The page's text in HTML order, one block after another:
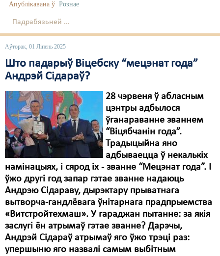
Апублікавана ў Рознае
Падрабязьней ...
Аўторак, 01 Ліпень 2025
Што падарыў Віцебску “мецэнат года”
Андрэй Сідараў?
28 чэрвеня ў абласным
цэнтры адбылося
ўганараванне званнем
“Віцябчанін года”.
Традыцыйна яно
адбываецца ў некалькіх
намінацыях, і сярод іх - званне “Мецэнат года”. І
ўжо другі год запар гэтае званне надаюць
Андрэю Сідараву, дырэктару прыватнага
вытворча-гандлёвага ўнітарнага прадпрыемства
«Витстройтехмаш». У гараджан пытанне: за якія
заслугі ён атрымаў гэтае званне? Дарэчы,
Андрэй Сідараў атрымаў яго ўжо трэці раз:
упершыню яго назвалі самым выбітным